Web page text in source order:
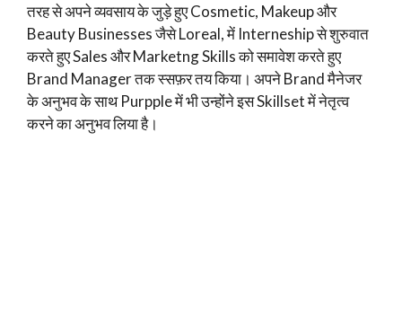
तरह से अपने व्यवसाय के जुड़े हुए Cosmetic, Makeup और
Beauty Businesses जैसे Loreal, में Interneship से शुरुवात
करते हुए Sales और Marketng Skills को समावेश करते हुए
Brand Manager तक स्सफ़र तय किया। अपने Brand मैनेजर
के अनुभव के साथ Purpple में भी उन्होंने इस Skillset में नेतृत्व
करने का अनुभव लिया है।